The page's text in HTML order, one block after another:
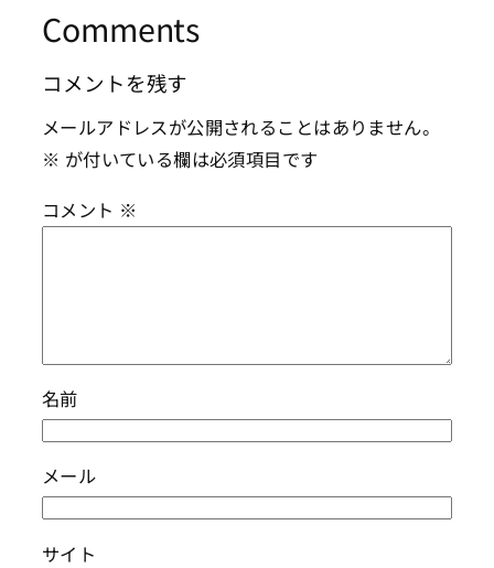
Comments
コメントを残す
メールアドレスが公開されることはありません。
※ が付いている欄は必須項目です
コメント ※
名前
メール
サイト